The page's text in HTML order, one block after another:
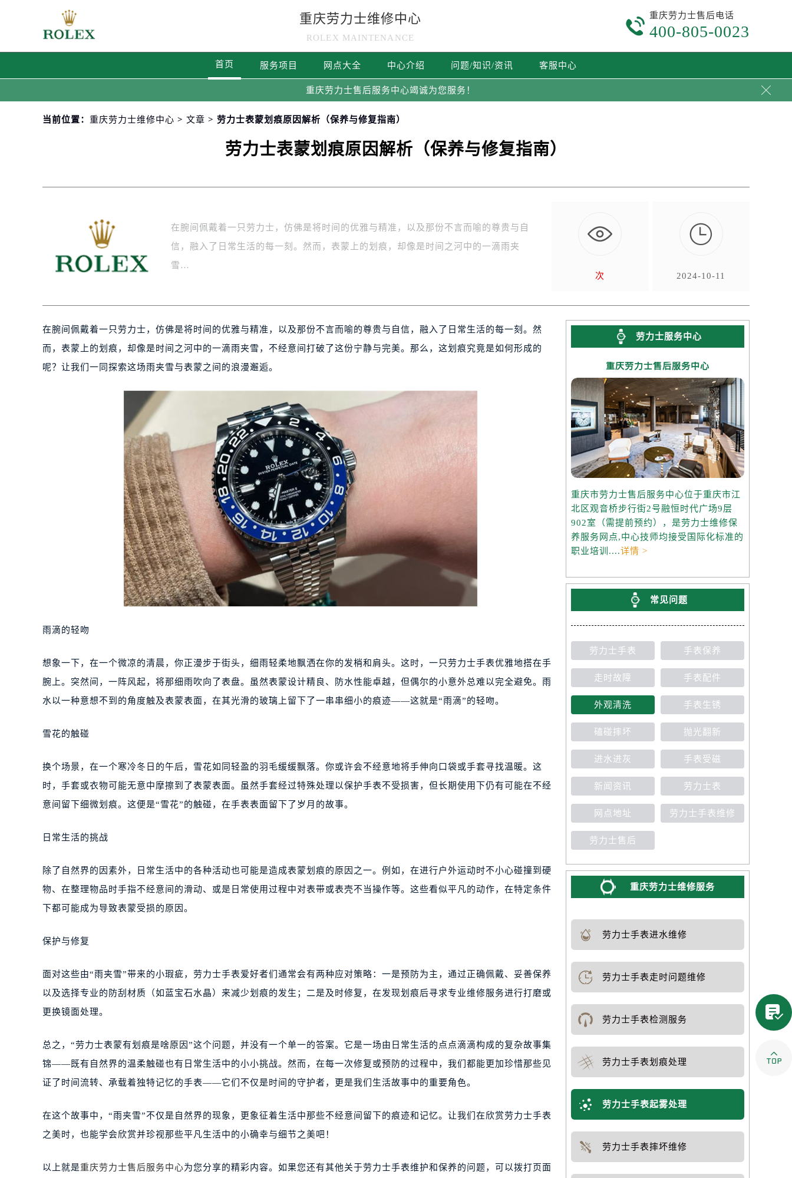
重庆劳力士维修中心
ROLEX MAINTENANCE

重庆劳力士售后电话
400-805-0023
首页 服务项目 网点大全 中心介绍 问题/知识/资讯 客服中心
重庆劳力士售后服务中心竭诚为您服务！ 
当前位置： 重庆劳力士维修中心 > 文章 > 劳力士表蒙划痕原因解析（保养与修复指南）
劳力士表蒙划痕原因解析（保养与修复指南）
在腕间佩戴着一只劳力士，仿佛是将时间的优雅与精准，以及那份不言而喻的尊贵与自
信，融入了日常生活的每一刻。然而，表蒙上的划痕，却像是时间之河中的一滴雨夹
雪…
次

2024-10-11
在腕间佩戴着一只劳力士，仿佛是将时间的优雅与精准，以及那份不言而喻的尊贵与自信，融入了日常生活的每一刻。然
而，表蒙上的划痕，却像是时间之河中的一滴雨夹雪，不经意间打破了这份宁静与完美。那么，这划痕究竟是如何形成的
呢？让我们一同探索这场雨夹雪与表蒙之间的浪漫邂逅。
雨滴的轻吻
想象一下，在一个微凉的清晨，你正漫步于街头，细雨轻柔地飘洒在你的发梢和肩头。这时，一只劳力士手表优雅地搭在手
腕上。突然间，一阵风起，将那细雨吹向了表盘。虽然表蒙设计精良、防水性能卓越，但偶尔的小意外总难以完全避免。雨
水以一种意想不到的角度触及表蒙表面，在其光滑的玻璃上留下了一串串细小的痕迹——这就是“雨滴”的轻吻。
雪花的触碰
换个场景，在一个寒冷冬日的午后，雪花如同轻盈的羽毛缓缓飘落。你或许会不经意地将手伸向口袋或手套寻找温暖。这
时，手套或衣物可能无意中摩擦到了表蒙表面。虽然手套经过特殊处理以保护手表不受损害，但长期使用下仍有可能在不经
意间留下细微划痕。这便是“雪花”的触碰，在手表表面留下了岁月的故事。
日常生活的挑战
除了自然界的因素外，日常生活中的各种活动也可能是造成表蒙划痕的原因之一。例如，在进行户外运动时不小心碰撞到硬
物、在整理物品时手指不经意间的滑动、或是日常使用过程中对表带或表壳不当操作等。这些看似平凡的动作，在特定条件
下都可能成为导致表蒙受损的原因。
保护与修复
面对这些由“雨夹雪”带来的小瑕疵，劳力士手表爱好者们通常会有两种应对策略：一是预防为主，通过正确佩戴、妥善保养
以及选择专业的防刮材质（如蓝宝石水晶）来减少划痕的发生；二是及时修复，在发现划痕后寻求专业维修服务进行打磨或
更换镜面处理。
总之，“劳力士表蒙有划痕是啥原因”这个问题，并没有一个单一的答案。它是一场由日常生活的点点滴滴构成的复杂故事集
锦——既有自然界的温柔触碰也有日常生活中的小小挑战。然而，在每一次修复或预防的过程中，我们都能更加珍惜那些见
证了时间流转、承载着独特记忆的手表——它们不仅是时间的守护者，更是我们生活故事中的重要角色。
在这个故事中，“雨夹雪”不仅是自然界的现象，更象征着生活中那些不经意间留下的痕迹和记忆。让我们在欣赏劳力士手表
之美时，也能学会欣赏并珍视那些平凡生活中的小确幸与细节之美吧！
以上就是重庆劳力士售后服务中心为您分享的精彩内容。如果您还有其他关于劳力士手表维护和保养的问题，可以拨打页面
劳力士服务中心
重庆劳力士售后服务中心
重庆市劳力士售后服务中心位于重庆市江
北区观音桥步行街2号融恒时代广场9层
902室（需提前预约），是劳力士维修保
养服务网点,中心技师均接受国际化标准的
职业培训....详情 >
常见问题
劳力士手表 手表保养
走时故障 手表配件
外观清洗 手表生锈
磕碰摔坏 抛光翻新
进水进灰 手表受磁
新闻资讯 劳力士表
网点地址 劳力士手表维修
劳力士售后
重庆劳力士维修服务
劳力士手表进水维修
劳力士手表走时问题维修
劳力士手表检测服务
劳力士手表划痕处理
劳力士手表起雾处理
劳力士手表摔坏维修

